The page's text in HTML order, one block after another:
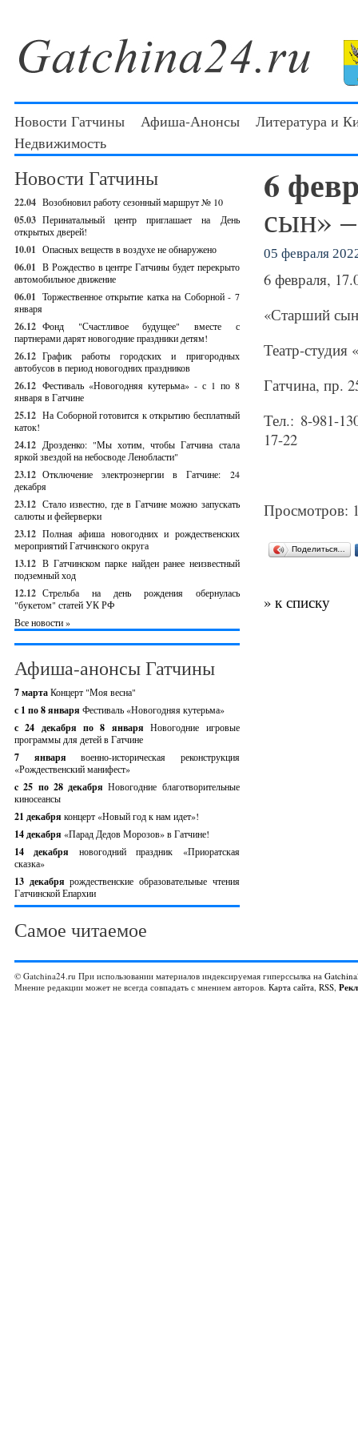
Новости Гатчины Афиша-Анонсы
Литература и
Недвижимость
Новости Гатчины
22.04 Возобновил работу сезонный маршрут № 10
05.03 Перинатальный центр приглашает на День
открытых дверей!
10.01 Опасных веществ в воздухе не обнаружено
06.01 В Рождество в центре Гатчины будет перекрыто
автомобильное движение
06.01 Торжественное открытие катка на Соборной - 7
января
26.12 Фонд "Счастливое будущее" вместе с
партнерами дарят новогодние праздники детям!
26.12 График работы городских и пригородных
автобусов в период новогодних праздников
26.12 Фестиваль «Новогодняя кутерьма» - с 1 по 8
января в Гатчине
25.12 На Соборной готовится к открытию бесплатный
каток!
24.12 Дрозденко: "Мы хотим, чтобы Гатчина стала
яркой звездой на небосводе Ленобласти"
23.12 Отключение электроэнергии в Гатчине: 24
декабря
23.12 Стало известно, где в Гатчине можно запускать
салюты и фейерверки
23.12 Полная афиша новогодних и рождественских
мероприятий Гатчинского округа
13.12 В Гатчинском парке найден ранее неизвестный
подземный ход
12.12 Стрельба на день рождения обернулась
"букетом" статей УК РФ
Все новости »
Афиша-анонсы Гатчины
7 мартаКонцерт "Моя весна"
с 1 по 8 января Фестиваль «Новогодняя кутерьма»
с 24 декабря по 8 январяНовогодние игровые
программы для детей в Гатчине
7 январявоенно-историческая реконструкция
«Рождественский манифест»
c 25 по 28 декабряНовогодние благотворительные
киносеансы
21 декабря концерт «Новый год к нам идет»!
14 декабря «Парад Дедов Морозов» в Гатчине!
14 декабря новогодний праздник «Приоратская
сказка»
13 декабрярождественские образовательные чтения
Гатчинской Епархии
Самое читаемое
6
сын»
05 февраля
6 февраля,
«Старший
Театр-студия
Гатчина, пр.
Тел.: 8-981-
17-22
Просмотров:
Поделиться…
» к списку
© Gatchina24.ru При использовании материалов индексируемая гиперссылка на
Мнение редакции может не всегда совпадать с мнением авторов. Карта сайта, RSS,